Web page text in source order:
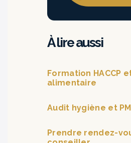
À lire aussi
Formation HACCP
alimentaire
Audit hygiène et
Prendre rendez-